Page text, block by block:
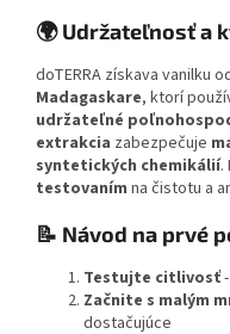
🌍 Udržateľnosť a
doTERRA získava vanilku
Madagaskare, ktorí
udržateľné
extrakcia zabezpečuje
syntetických chemikálií.
testovaním na čistotu a
📝 Návod na prvé
Testujte citlivosť
Začnite s malým
dostačujúce